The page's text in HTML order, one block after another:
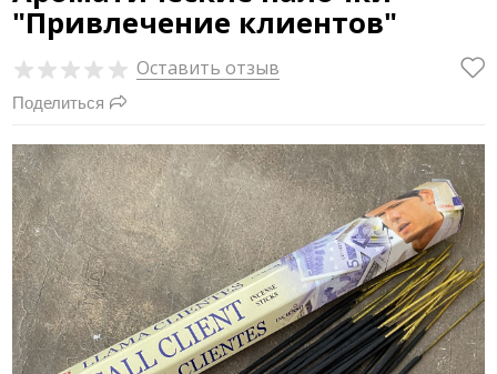
"Привлечение клиентов"
Оставить отзыв
Поделиться